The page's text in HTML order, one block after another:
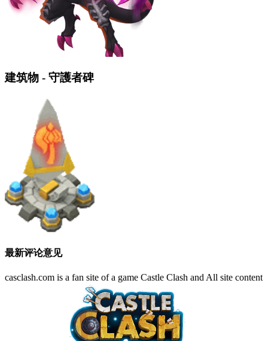
建筑物 - 守護者碑
最新评论意见
casclash.com is a fan site of a game Castle Clash and All site content